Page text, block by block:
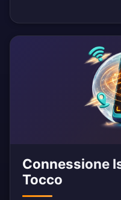
Connessione
Tocco